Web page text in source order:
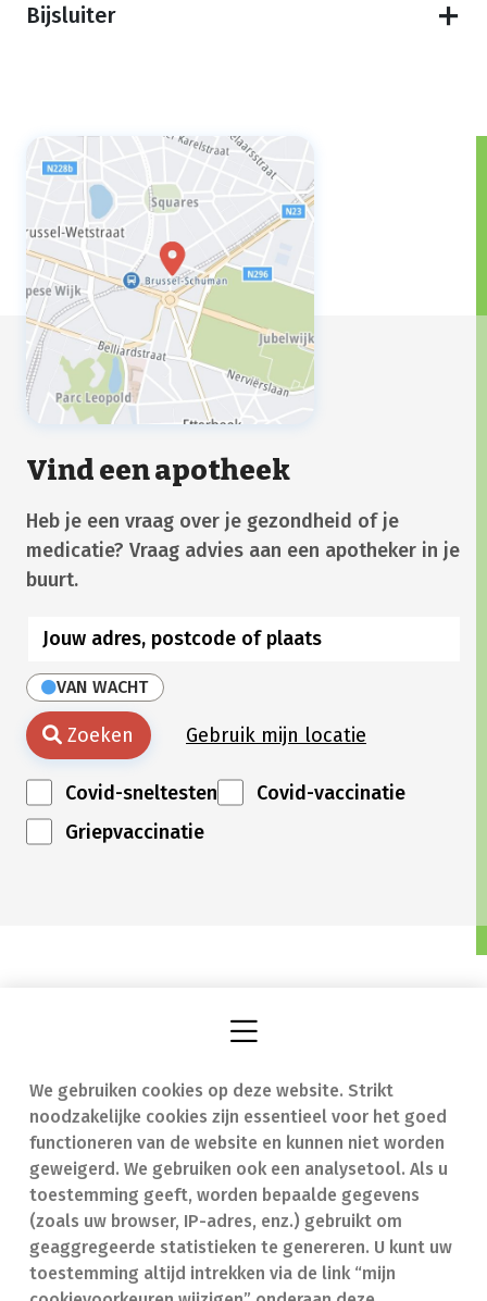
We gebruiken cookies op deze website. Strikt
noodzakelijke cookies zijn essentieel voor het goed
functioneren van de website en kunnen niet worden
geweigerd. We gebruiken ook een analysetool. Als u
toestemming geeft, worden bepaalde gegevens
(zoals uw browser, IP-adres, enz.) gebruikt om
geaggregeerde statistieken te genereren. U kunt uw
toestemming altijd intrekken via de link “mijn
Bijsluiter
Vind een apotheek
Heb je een vraag over je gezondheid of je
medicatie? Vraag advies aan een apotheker in je
buurt.
VAN WACHT
Zoeken Gebruik mijn locatie
Covid-sneltesten
Covid-vaccinatie
Griepvaccinatie
Vind een apotheek
Onze expertise
Ziekten
Geneesmiddelen
In geval van nood
Contact
Veelgestelde vragen
(FAQ)